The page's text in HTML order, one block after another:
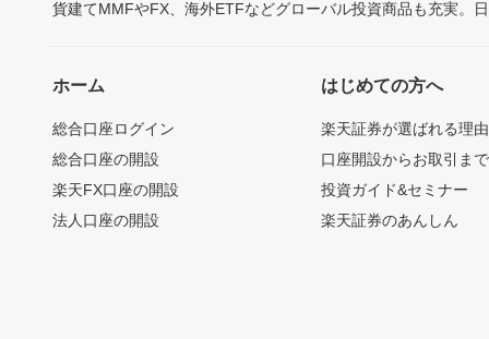
貨建てMMFやFX、海外ETFなどグローバル投資商品も充実。
ホーム
総合口座ログイン
総合口座の開設
楽天FX口座の開設
法人口座の開設
はじめての方へ
楽天証券が選ばれる理由
口座開設からお取引ま
投資ガイド&セミナー
楽天証券のあんしん